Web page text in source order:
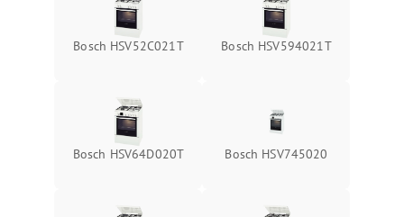
Bosch HSV52C021T Bosch HSV594021T
Bosch HSV64D020T Bosch HSV745020